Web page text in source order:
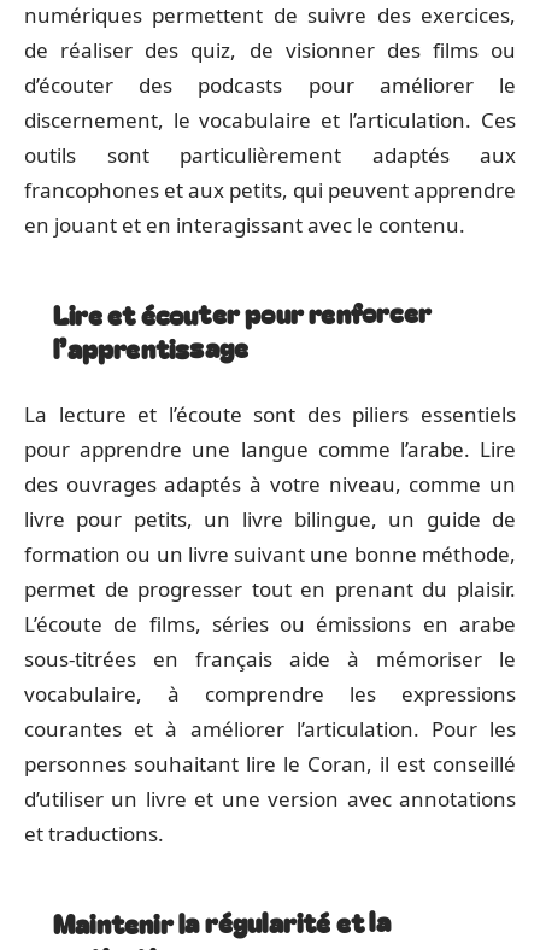
numériques permettent de suivre des exercices,
de réaliser des quiz, de visionner des films ou
d’écouter des podcasts pour améliorer le
discernement, le vocabulaire et l’articulation. Ces
outils sont particulièrement adaptés aux
francophones et aux petits, qui peuvent apprendre
en jouant et en interagissant avec le contenu.
Lire et écouter pour renforcer
l’apprentissage
La lecture et l’écoute sont des piliers essentiels
pour apprendre une langue comme l’arabe. Lire
des ouvrages adaptés à votre niveau, comme un
livre pour petits, un livre bilingue, un guide de
formation ou un livre suivant une bonne méthode,
permet de progresser tout en prenant du plaisir.
L’écoute de films, séries ou émissions en arabe
sous-titrées en français aide à mémoriser le
vocabulaire, à comprendre les expressions
courantes et à améliorer l’articulation. Pour les
personnes souhaitant lire le Coran, il est conseillé
d’utiliser un livre et une version avec annotations
et traductions.
Maintenir la régularité et la